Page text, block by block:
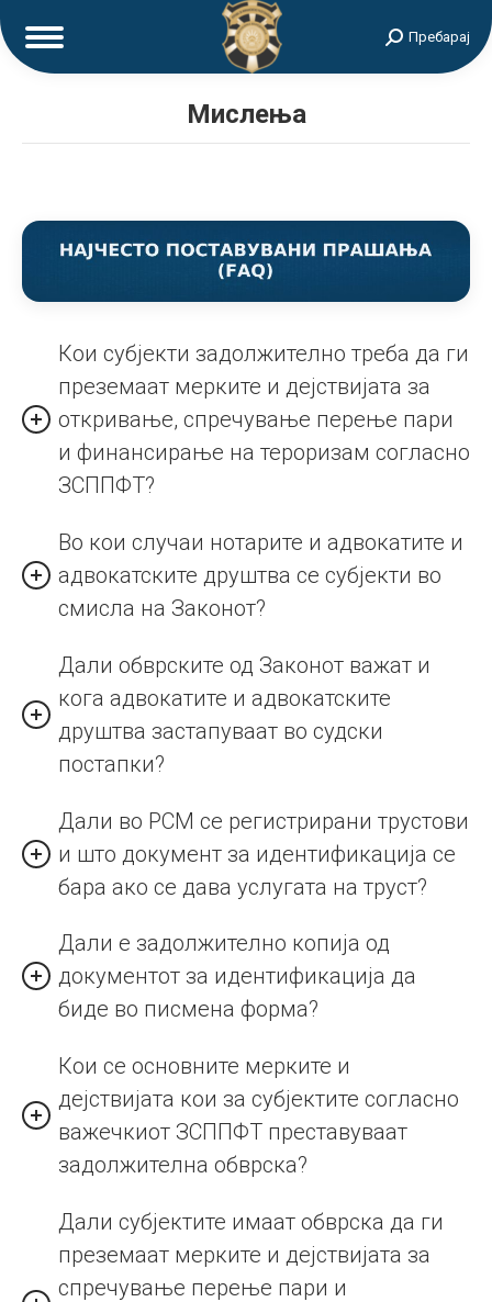
Search:Пребарај
Мислења
Кои субјекти задолжително треба да ги
преземаат мерките и дејствијата за
откривање, спречување перење пари
и финансирање на тероризам согласно
ЗСППФТ?
Во кои случаи нотарите и адвокатите и
адвокатските друштва се субјекти во
смисла на Законот?
Дали обврските од Законот важат и
кога адвокатите и адвокатските
друштва застапуваат во судски
постапки?
Дали во РСМ се регистрирани трустови
и што документ за идентификација се
бара ако се дава услугата на труст?
Дали е задолжително копија од
документот за идентификација да
биде во писмена форма?
Кои се основните мерките и
дејствијата кои за субјектите согласно
важечкиот ЗСППФТ преставуваат
задолжителна обврска?
Дали субјектите имаат обврска да ги
преземаат мерките и дејствијата за
спречување перење пари и